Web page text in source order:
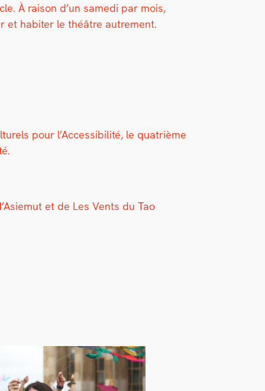
À rai­son d’un same­di par mois,
et habiter le théâtre autrement.
pour l’Accessibilité, le qua­trième
et de Les Vents du Tao